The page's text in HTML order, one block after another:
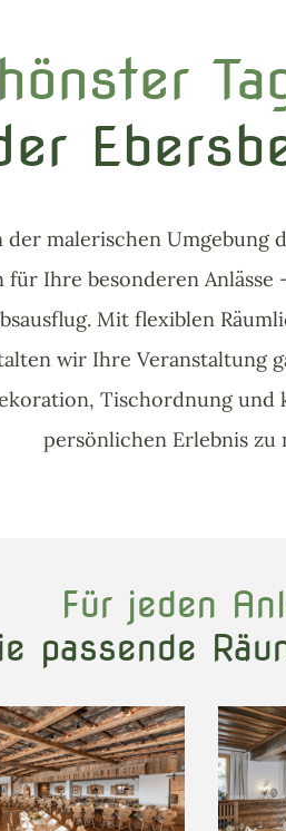
der malerischen
für Ihre besonderen
Mit flexiblen
wir Ihre Veranstaltung
Tischordnung
persönlichen Erlebnis zu
Für jeden
passende